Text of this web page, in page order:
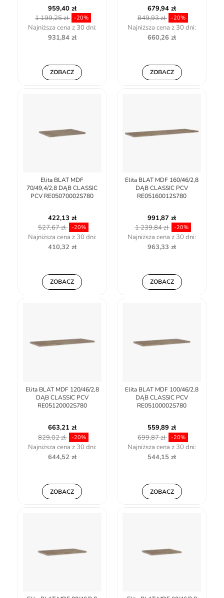
959,40 zł
1 199,25 zł -20%
Najniższa cena z 30 dni:
931,84 zł
ZOBACZ
679,94 zł
849,93 zł -20%
Najniższa cena z 30 dni:
660,26 zł
ZOBACZ
Elita BLAT MDF
70/49,4/2,8 DĄB CLASSIC
PCV RE05070002S780
422,13 zł
527,67 zł
-20%
Najniższa cena z 30 dni:
410,32 zł
ZOBACZ
Elita BLAT MDF 160/46/2,8
DĄB CLASSIC PCV
RE05160012S780
991,87 zł
1 239,84 zł
-20%
Najniższa cena z 30 dni:
963,33 zł
ZOBACZ
Elita BLAT MDF 120/46/2,8
DĄB CLASSIC PCV
RE05120002S780
663,21 zł
829,02 zł
-20%
Najniższa cena z 30 dni:
644,52 zł
ZOBACZ
Elita BLAT MDF 100/46/2,8
DĄB CLASSIC PCV
RE05100002S780
559,89 zł
699,87 zł -20%
Najniższa cena z 30 dni:
544,15 zł
ZOBACZ